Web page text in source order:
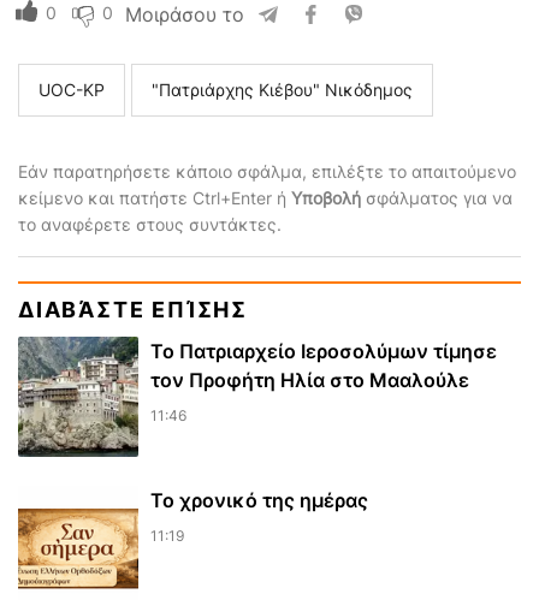
0 0 Μοιράσου το
UOC-KP "Πατριάρχης Κιέβου" Νικόδημος
Εάν παρατηρήσετε κάποιο σφάλμα, επιλέξτε το απαιτούμενο
κείμενο και πατήστε Ctrl+Enter ή Υποβολή σφάλματος για να
το αναφέρετε στους συντάκτες.
ΔΙΑΒΆΣΤΕ ΕΠΊΣΗΣ
Το Πατριαρχείο Ιεροσολύμων τίμησε
τον Προφήτη Ηλία στο Μααλούλε
11:46
Το χρονικό της ημέρας
11:19